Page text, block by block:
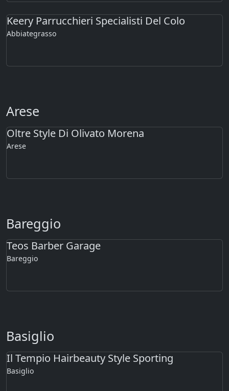
Keery Parrucchieri Specialisti Del Colo
Abbiategrasso
Arese
Oltre Style Di Olivato Morena
Arese
Bareggio
Teos Barber Garage
Bareggio
Basiglio
Il Tempio Hairbeauty Style Sporting
Basiglio